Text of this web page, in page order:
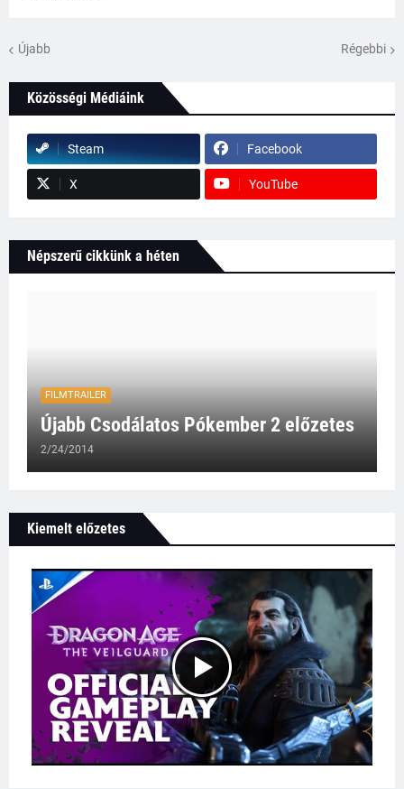
Újabb Régebbi
Közösségi Médiáink
Steam Facebook
X YouTube
Népszerű cikkünk a héten
FILMTRAILER
Újabb Csodálatos Pókember 2 előzetes
2/24/2014
Kiemelt előzetes